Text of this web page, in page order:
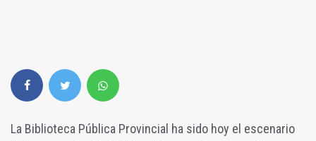
La Biblioteca Pública Provincial ha sido hoy el escenario